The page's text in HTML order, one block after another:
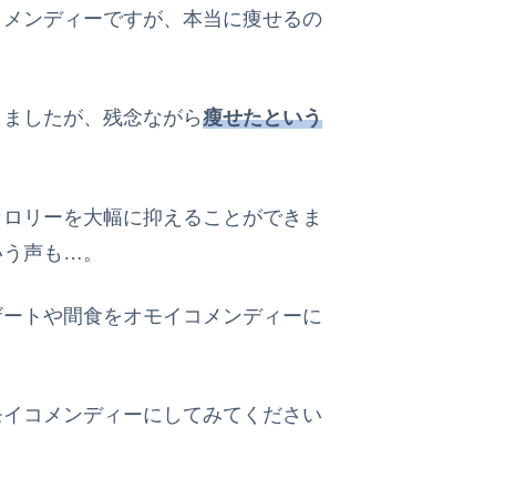
ンディーですが、本当に痩せるの
したが、残念ながら瘦せたという
リーを大幅に抑えることができま
声も…。
トや間食をオモイコメンディーに
コメンディーにしてみてください